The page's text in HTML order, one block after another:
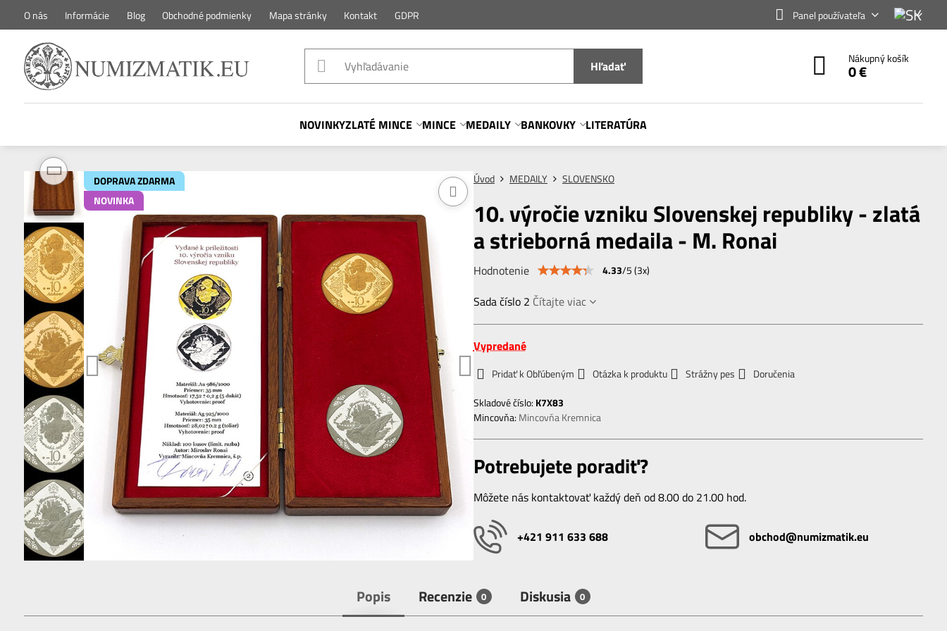
O nás Informácie Blog Obchodné podmienky Mapa stránky Kontakt GDPR Panel používateľa
Hľadať Nákupný košík
0 €
NOVINKYZLATÉ MINCE MINCE MEDAILY BANKOVKY LITERATÚRA
DOPRAVA ZDARMA
NOVINKA
Úvod MEDAILY SLOVENSKO
10. výročie vzniku Slovenskej republiky - zlatá
a strieborná medaila - M. Ronai
Hodnotenie 4.33/5(3x)
Sada číslo 2 Čítajte viac
Vypredané
Pridať k Obľúbeným Otázka k produktu Strážny pes
Doručenia
Skladové číslo: K7X83
Mincovňa: Mincovňa Kremnica
Potrebujete poradiť?
Môžete nás kontaktovať každý deň od 8.00 do 21.00 hod.
+421 911 633 688 obchod​@numizmatik​.eu
Popis Recenzie 0 Diskusia 0